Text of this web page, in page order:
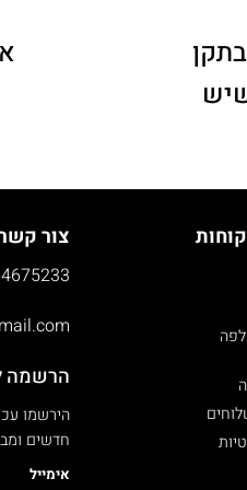
צור
הרשמה
הירשמו
חדשים
אימייל